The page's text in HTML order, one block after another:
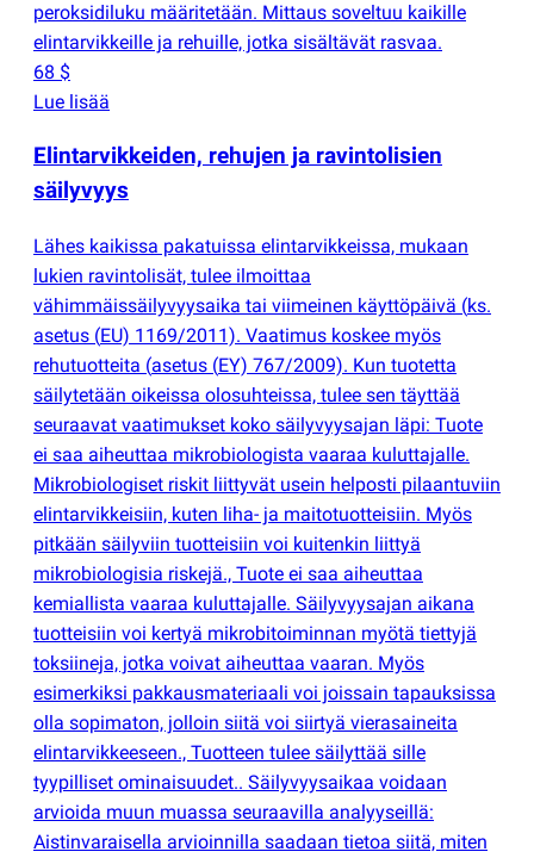
peroksidiluku määritetään. Mittaus soveltuu kaikille
elintarvikkeille ja rehuille, jotka sisältävät rasvaa.
68 $
Lue lisää
Elintarvikkeiden, rehujen ja ravintolisien
säilyvyys
Lähes kaikissa pakatuissa elintarvikkeissa, mukaan
lukien ravintolisät, tulee ilmoittaa
vähimmäissäilyvyysaika tai viimeinen käyttöpäivä (ks.
asetus (EU) 1169/2011). Vaatimus koskee myös
rehutuotteita (asetus (EY) 767/2009). Kun tuotetta
säilytetään oikeissa olosuhteissa, tulee sen täyttää
seuraavat vaatimukset koko säilyvyysajan läpi: Tuote
ei saa aiheuttaa mikrobiologista vaaraa kuluttajalle.
Mikrobiologiset riskit liittyvät usein helposti pilaantuviin
elintarvikkeisiin, kuten liha- ja maitotuotteisiin. Myös
pitkään säilyviin tuotteisiin voi kuitenkin liittyä
mikrobiologisia riskejä., Tuote ei saa aiheuttaa
kemiallista vaaraa kuluttajalle. Säilyvyysajan aikana
tuotteisiin voi kertyä mikrobitoiminnan myötä tiettyjä
toksiineja, jotka voivat aiheuttaa vaaran. Myös
esimerkiksi pakkausmateriaali voi joissain tapauksissa
olla sopimaton, jolloin siitä voi siirtyä vierasaineita
elintarvikkeeseen., Tuotteen tulee säilyttää sille
tyypilliset ominaisuudet.. Säilyvyysaikaa voidaan
arvioida muun muassa seuraavilla analyyseillä:
Aistinvaraisella arvioinnilla saadaan tietoa siitä, miten